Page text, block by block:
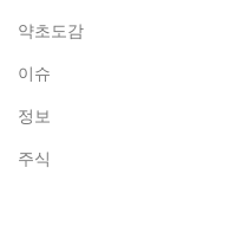
약초도감
이슈
정보
주식